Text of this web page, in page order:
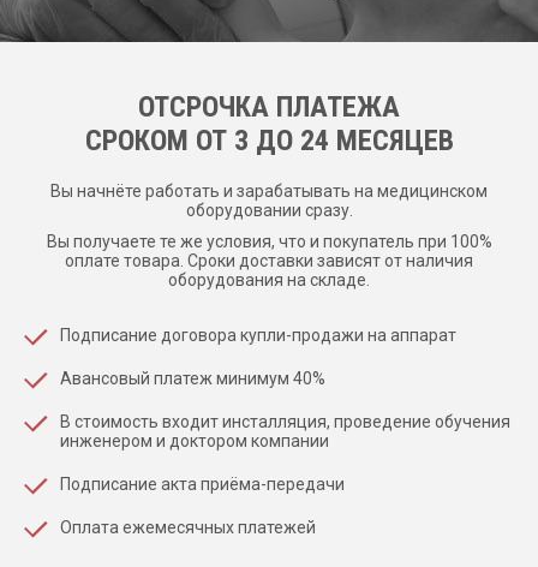
ОТСРОЧКА ПЛАТЕЖА
CРОКОМ ОТ 3 ДО 24 МЕСЯЦЕВ
Вы начнёте работать и зарабатывать на медицинском
оборудовании сразу.
Вы получаете те же условия, что и покупатель при 100%
оплате товара. Сроки доставки зависят от наличия
оборудования на складе.
Подписание договора купли-продажи на аппарат
Авансовый платеж минимум 40%
В стоимость входит инсталляция, проведение обучения
инженером и доктором компании
Подписание акта приёма-передачи
Оплата ежемесячных платежей